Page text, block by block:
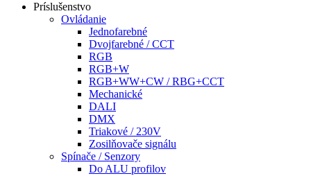
Príslušenstvo
Ovládanie
Jednofarebné
Dvojfarebné / CCT
RGB
RGB+W
RGB+WW+CW / RBG+CCT
Mechanické
DALI
DMX
Triakové / 230V
Zosilňovače signálu
Spínače / Senzory
Do ALU profilov